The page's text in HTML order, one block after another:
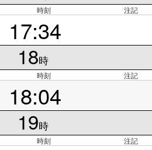
時刻 注記
17:34
18時
時刻 注記
18:04
19時
時刻 注記